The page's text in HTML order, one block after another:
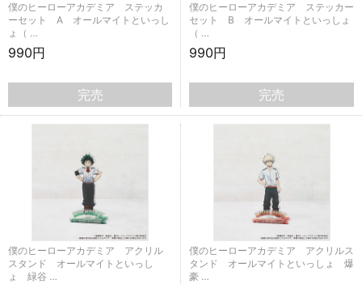
僕のヒーローアカデミア ステッカ
ーセット A オールマイトといっし
ょ（ …
990円
完売
僕のヒーローアカデミア ステッカー
セット B オールマイトといっしょ
（ …
990円
完売
僕のヒーローアカデミア アクリル
スタンド オールマイトといっし
ょ 緑谷 …
僕のヒーローアカデミア アクリルス
タンド オールマイトといっしょ 爆
豪 …